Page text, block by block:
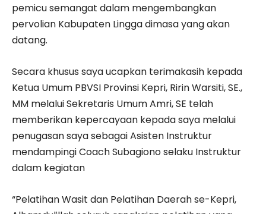
pemicu semangat dalam mengembangkan
pervolian Kabupaten Lingga dimasa yang akan
datang.
Secara khusus saya ucapkan terimakasih kepada
Ketua Umum PBVSI Provinsi Kepri, Ririn Warsiti, SE.,
MM melalui Sekretaris Umum Amri, SE telah
memberikan kepercayaan kepada saya melalui
penugasan saya sebagai Asisten Instruktur
mendampingi Coach Subagiono selaku Instruktur
dalam kegiatan
“Pelatihan Wasit dan Pelatihan Daerah se-Kepri,